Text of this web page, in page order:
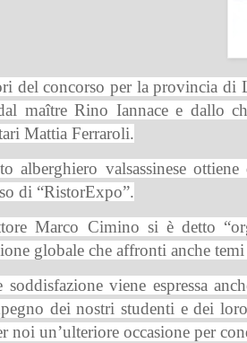
del concorso per la provincia di
maître Rino Iannace e dallo
Mattia Ferraroli.
alberghiero valsassinese
di “RistorExpo”.
Marco Cimino si è detto
globale che affronti anche temi
soddisfazione viene espressa
dei nostri studenti e dei
noi un’ulteriore occasione per